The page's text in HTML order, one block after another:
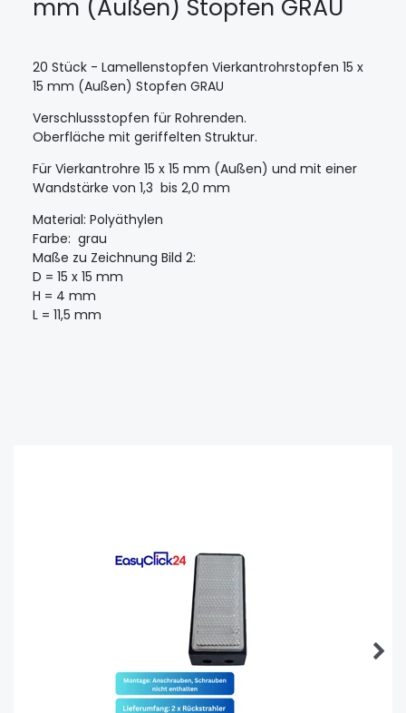
mm (Außen) Stopfen GRAU
20 Stück - Lamellenstopfen Vierkantrohrstopfen 15 x
15 mm (Außen) Stopfen GRAU
Verschlussstopfen für Rohrenden.
Oberfläche mit geriffelten Struktur.
Für Vierkantrohre 15 x 15 mm (Außen) und mit einer
Wandstärke von 1,3 bis 2,0 mm
Material: Polyäthylen
Farbe: grau
Maße zu Zeichnung Bild 2:
D = 15 x 15 mm
H = 4 mm
L = 11,5 mm